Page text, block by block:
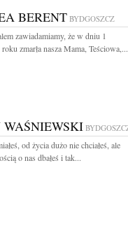
BERENT BYDGOSZCZ
zawiadamiamy, że w dniu 1
zmarła nasza Mama, Teściowa,...
od życia dużo nie chciałeś, ale
o nas dbałeś i tak...